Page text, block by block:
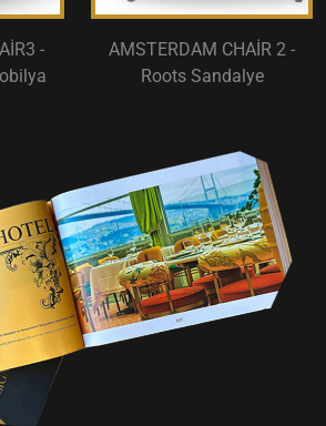
-
AMSTERDAM CHAİR 2 -
Roots Sandalye